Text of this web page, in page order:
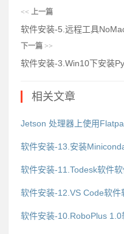
<< 上一篇
软件安装-5.远程工具
下一篇 >>
软件安装-3.Win10下安装
相关文章
Jetson 处理器上使用
软件安装-13.安装
软件安装-11.Todesk软件
软件安装-12.VS Code软件
软件安装-10.RoboPlus 1.0